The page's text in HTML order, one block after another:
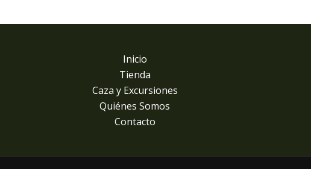
Inicio
Tienda
Caza y Excursiones
Quiénes Somos
Contacto